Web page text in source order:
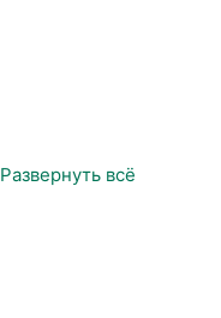
Развернуть всё